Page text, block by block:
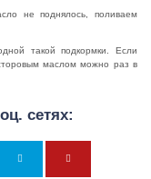
не поднялось, поливаем
такой подкормки. Если
маслом можно раз в
сетях: